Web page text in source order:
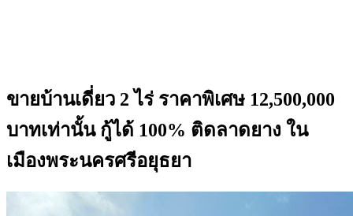
ขายบ้านเดี่ยว 2 ไร่ ราคาพิเศษ 12,500,000
บาทเท่านั้น กู้ได้ 100% ติดลาดยาง ใน
เมืองพระนครศรีอยุธยา